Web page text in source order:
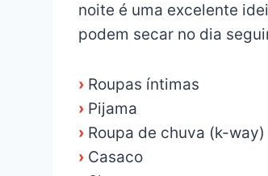
noite é uma excelente
podem secar no dia
› Roupas íntimas
› Pijama
› Roupa de chuva (k-way)
› Casaco